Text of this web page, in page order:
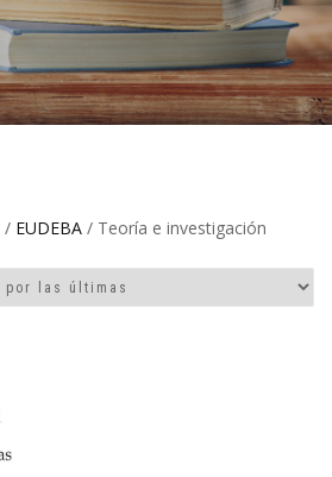
/ EUDEBA / Teoría e investigación